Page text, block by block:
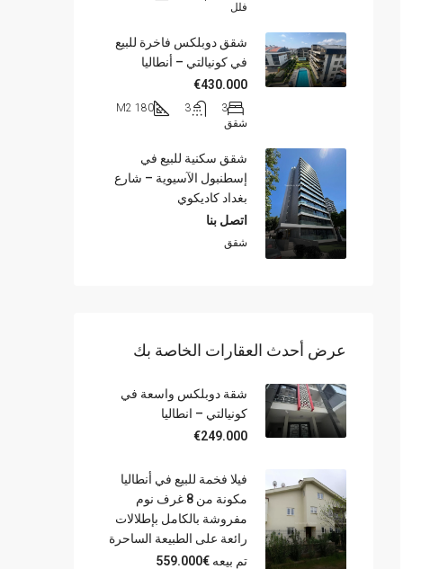
فلل
شقق دوبلكس فاخرة للبيع
في كونيالتي – أنطاليا
€430.000
3
3
180 M2
شقق
شقق سكنية للبيع في
إسطنبول الآسيوية – شارع
بغداد كاديكوي
اتصل بنا
شقق
عرض أحدث العقارات الخاصة بك
شقة دوبلكس واسعة في
كونيالتي – انطاليا
€249.000
فيلا فخمة للبيع في أنطاليا
مكونة من 8 غرف نوم
مفروشة بالكامل بإطلالات
رائعة على الطبيعة الساحرة
تم بيعه €559.000